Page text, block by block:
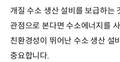
개질 수소 생산 설비를 보급하는
관점으로 본다면 수소에너지를
친환경성이 뛰어난 수소 생산 설
중요합니다.